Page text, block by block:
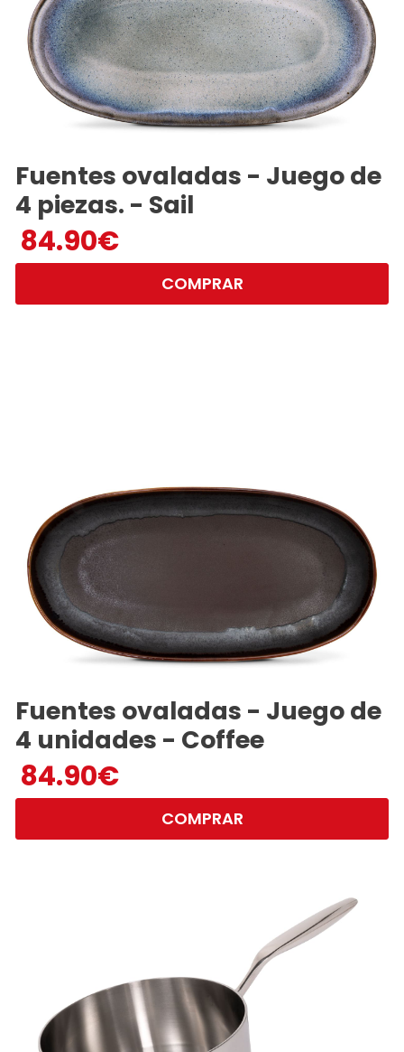
Fuentes ovaladas - Juego de
4 piezas. - Sail
84.90€
COMPRAR
Fuentes ovaladas - Juego de
4 unidades - Coffee
84.90€
COMPRAR